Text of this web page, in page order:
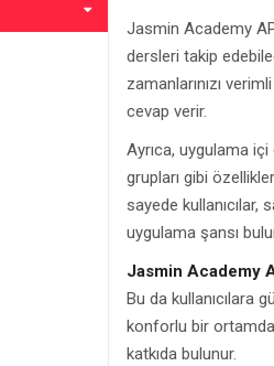
Jasmin Academy
dersleri takip
zamanlarınızı
cevap verir.
Ayrıca, uygulama
grupları gibi
sayede
uygulama şansı
Jasmin Academy
Bu da kullanıcılara
konforlu bir
katkıda bulunur.